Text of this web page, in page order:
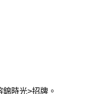
時光>招牌。